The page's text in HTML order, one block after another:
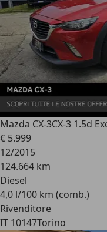
Mazda CX-3CX-3 1.5d
€ 5.999
12/2015
124.664 km
Diesel
4,0 l/100 km (comb.)
Rivenditore
IT 10147Torino